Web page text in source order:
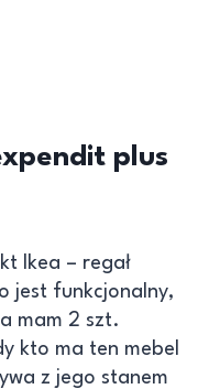
plus
Ikea – regał
jest funkcjonalny,
mam 2 szt.
kto ma ten mebel
z jego stanem